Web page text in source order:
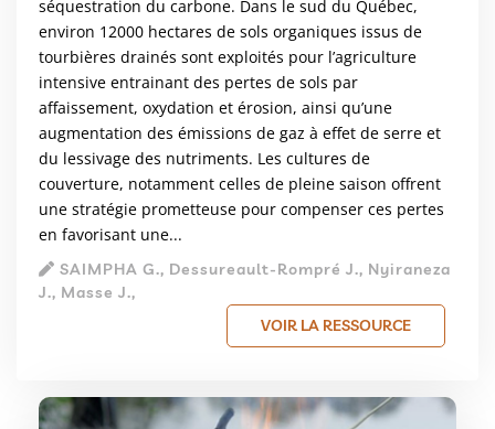
séquestration du carbone. Dans le sud du Québec,
environ 12000 hectares de sols organiques issus de
tourbières drainés sont exploités pour l’agriculture
intensive entrainant des pertes de sols par
affaissement, oxydation et érosion, ainsi qu’une
augmentation des émissions de gaz à effet de serre et
du lessivage des nutriments. Les cultures de
couverture, notamment celles de pleine saison offrent
une stratégie prometteuse pour compenser ces pertes
en favorisant une...
SAIMPHA G., Dessureault-Rompré J., Nyiraneza
J., Masse J.,
VOIR LA RESSOURCE